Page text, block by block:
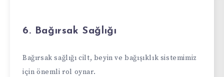
6. Bağırsak Sağlığı
Bağırsak sağlığı cilt, beyin ve bağışıklık sistemimiz
için önemli rol oynar.